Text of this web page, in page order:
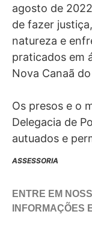
agosto de
de fazer
natureza e
praticados em
Nova Canaã
Os presos e o
Delegacia de
autuados e
ASSESSORIA
ENTRE EM
INFORMAÇÕES